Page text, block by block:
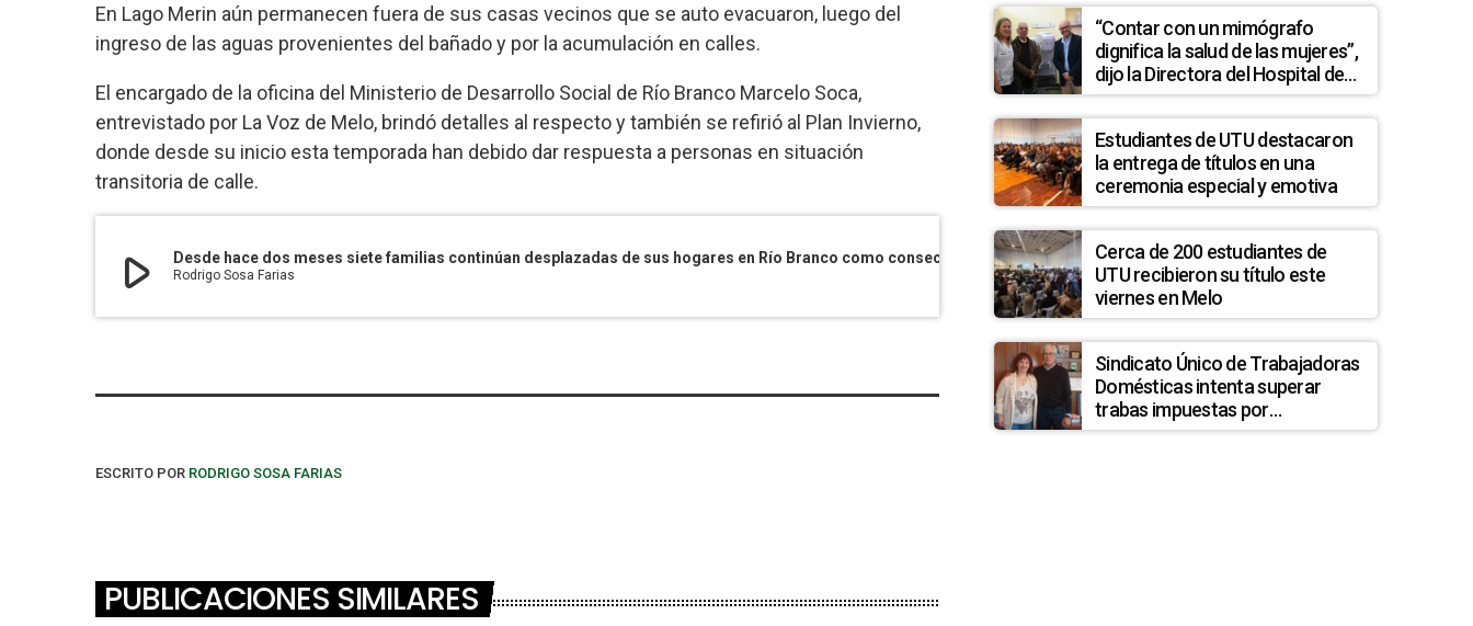
En Lago Merin aún permanecen fuera de sus casas vecinos que se auto evacuaron, luego del
ingreso de las aguas provenientes del bañado y por la acumulación en calles.
El encargado de la oficina del Ministerio de Desarrollo Social de Río Branco Marcelo Soca,
entrevistado por La Voz de Melo, brindó detalles al respecto y también se refirió al Plan Invierno,
donde desde su inicio esta temporada han debido dar respuesta a personas en situación
transitoria de calle.
play_arrow Rodrigo Sosa Farias
ESCRITO POR RODRIGO SOSA FARIAS
PUBLICACIONES SIMILARES
“Contar con un mimógrafo
dignifica la salud de las mujeres”,
dijo la Directora del Hospital de
Treinta y Tres
Estudiantes de UTU destacaron
la entrega de títulos en una
ceremonia especial y emotiva
Cerca de 200 estudiantes de
UTU recibieron su título este
viernes en Melo
Sindicato Único de Trabajadoras
Domésticas intenta superar
trabas impuestas por
discrepancias entre INEFOP y el